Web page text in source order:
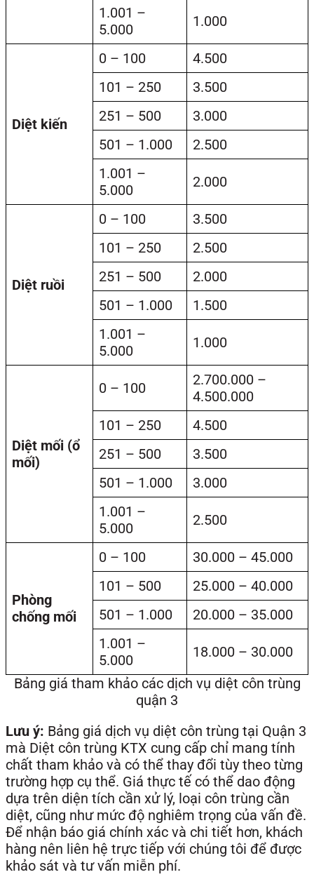
Bảng giá tham khảo các dịch vụ diệt côn trùng
quận 3
1.001 –
5.000
1.000
Diệt kiến
0 – 100
4.500
101 – 250
3.500
251 – 500
3.000
501 – 1.000
2.500
1.001 –
5.000
2.000
Diệt ruồi
0 – 100
3.500
101 – 250
2.500
251 – 500
2.000
501 – 1.000
1.500
1.001 –
5.000
1.000
Diệt mối (ổ
mối)
0 – 100
2.700.000 –
4.500.000
101 – 250
4.500
251 – 500
3.500
501 – 1.000
3.000
1.001 –
5.000
2.500
Phòng
chống mối
0 – 100
30.000 – 45.000
101 – 500
25.000 – 40.000
501 – 1.000
20.000 – 35.000
1.001 –
5.000
18.000 – 30.000
Lưu ý: Bảng giá dịch vụ diệt côn trùng tại Quận 3
mà Diệt côn trùng KTX cung cấp chỉ mang tính
chất tham khảo và có thể thay đổi tùy theo từng
trường hợp cụ thể. Giá thực tế có thể dao động
dựa trên diện tích cần xử lý, loại côn trùng cần
diệt, cũng như mức độ nghiêm trọng của vấn đề.
Để nhận báo giá chính xác và chi tiết hơn, khách
hàng nên liên hệ trực tiếp với chúng tôi để được
khảo sát và tư vấn miễn phí.